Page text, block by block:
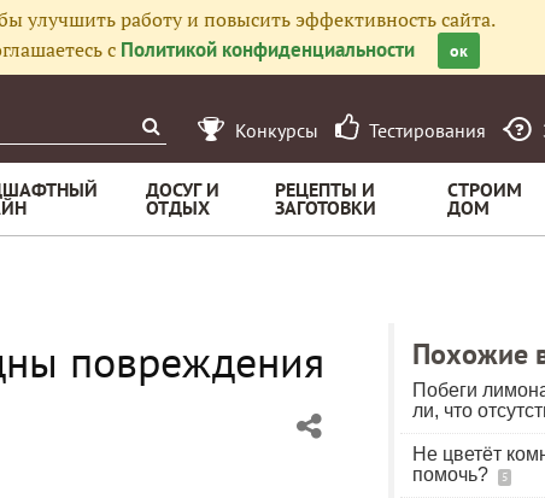
улучшить работу и повысить эффективность сайта.
с Политикой конфиденциальности ок
Конкурсы Тестирования
ДОСУГ И
ОТДЫХ
РЕЦЕПТЫ И
ЗАГОТОВКИ
СТРОИМ
ДОМ
повреждения Похожие
Побеги
ли, что
Не цветёт
помочь?
5